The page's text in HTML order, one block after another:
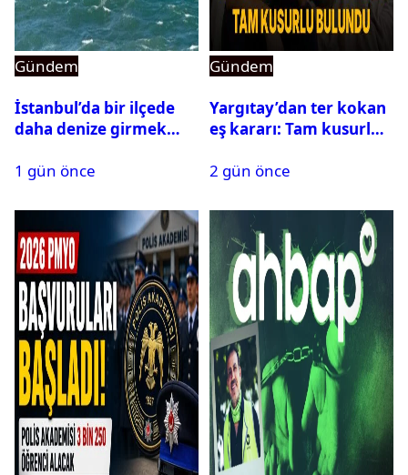
Gündem
İstanbul’da bir ilçede
daha denize girmek
1 gün önce
Gündem
Yargıtay’dan ter kokan
eş kararı: Tam kusurlu
2 gün önce